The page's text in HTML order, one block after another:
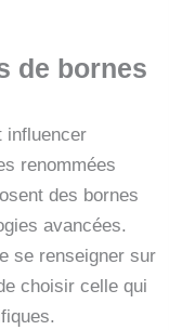
de bornes
influencer
renommées
des bornes
avancées.
se renseigner sur
choisir celle qui